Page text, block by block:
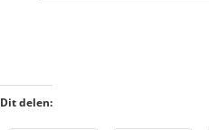
Dit delen: